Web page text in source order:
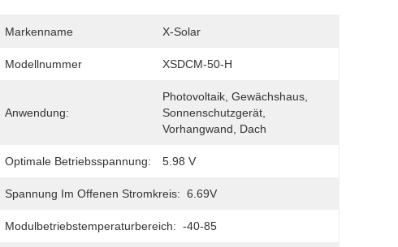
Markenname X-Solar
Modellnummer XSDCM-50-H
Anwendung:
Photovoltaik, Gewächshaus,
Sonnenschutzgerät,
Vorhangwand, Dach
Optimale Betriebsspannung: 5.98 V
Spannung Im Offenen Stromkreis: 6.69V
Modulbetriebstemperaturbereich: -40-85